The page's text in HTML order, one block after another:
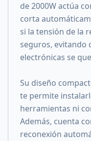
de 2000W actúa
corta
si la tensión de la
seguros, evitando
electrónicas se
Su diseño
te permite
herramientas ni
Además, cuenta
reconexión